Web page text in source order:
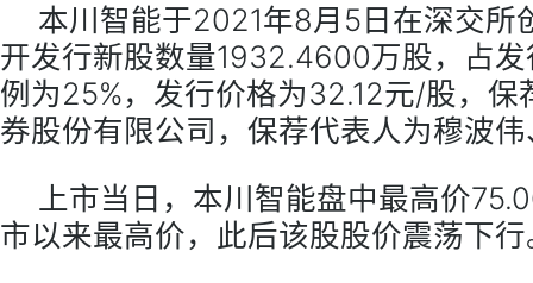
本川智能于2021年8月5日在深交所
开发行新股数量1932.4600万股，占
例为25%，发行价格为32.12元/股，保
券股份有限公司，保荐代表人为穆波
上市当日，本川智能盘中最高价
市以来最高价，此后该股股价震荡下行